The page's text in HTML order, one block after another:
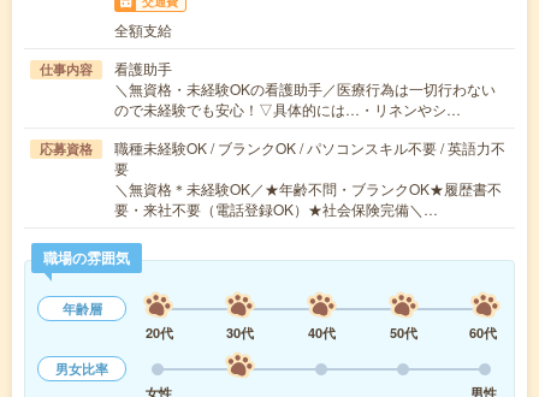
全額支給
仕事内容
看護助手
＼無資格・未経験OKの看護助手／医療行為は一切行わない
ので未経験でも安心！▽具体的には…・リネンやシ…
応募資格
職種未経験OK / ブランクOK / パソコンスキル不要 / 英語力不
要
＼無資格＊未経験OK／★年齢不問・ブランクOK★履歴書不
要・来社不要（電話登録OK）★社会保険完備＼…
職場の雰囲気
年齢層
20代
30代 40代 50代
60代
男女比率
女性
男性